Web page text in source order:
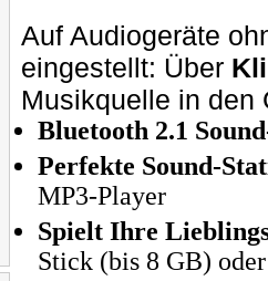
Auf Audiogeräte
eingestellt: Über
Musikquelle in den
Bluetooth 2.1
Perfekte Sound-
MP3-Player
Spielt Ihre
Stick (bis 8 GB)